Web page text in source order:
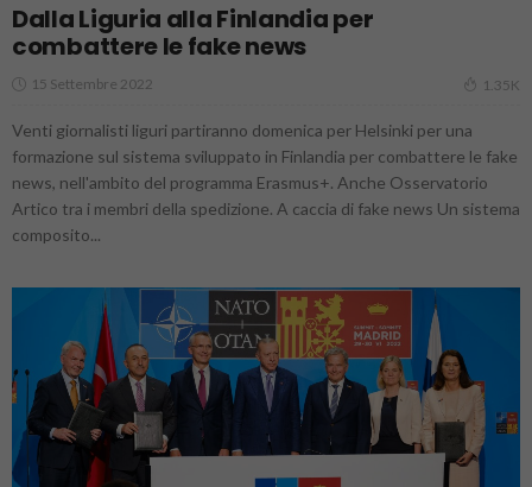
Dalla Liguria alla Finlandia per
combattere le fake news
15 Settembre 2022 1.35K
Venti giornalisti liguri partiranno domenica per Helsinki per una
formazione sul sistema sviluppato in Finlandia per combattere le fake
news, nell'ambito del programma Erasmus+. Anche Osservatorio
Artico tra i membri della spedizione. A caccia di fake news Un sistema
composito...